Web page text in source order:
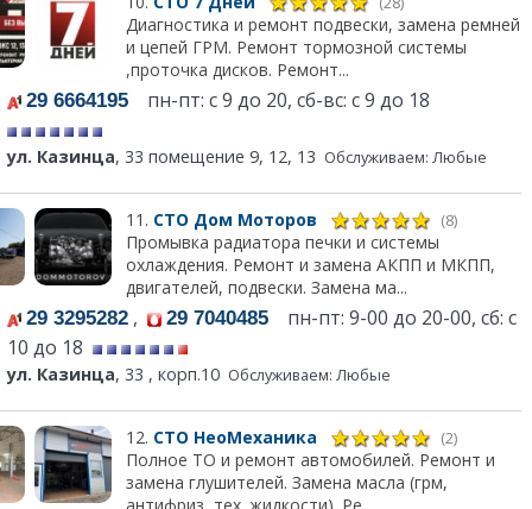
Диагностика и ремонт подвески, замена ремней
и цепей ГРМ. Ремонт тормозной системы
,проточка дисков. Ремонт...
29 6664195 пн-пт: с 9 до 20, сб-вс: с 9 до 18
ул. Казинца, 33 помещение 9, 12, 13 Обслуживаем: Любые
11. СТО Дом Моторов (8)
Промывка радиатора печки и системы
охлаждения. Ремонт и замена АКПП и МКПП,
двигателей, подвески. Замена ма...
29 3295282 , 29 7040485 пн-пт: 9-00 до 20-00, сб: с
10 до 18
ул. Казинца, 33 , корп.10 Обслуживаем: Любые
12. СТО НеоМеханика (2)
Полное ТО и ремонт автомобилей. Ремонт и
замена глушителей. Замена масла (грм,